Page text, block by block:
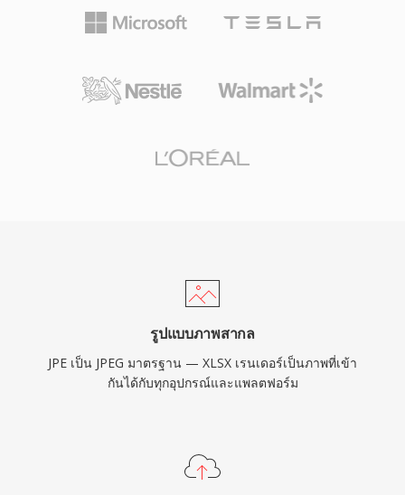
รูปแบบภาพสากล
JPE เป็น JPEG มาตรฐาน — XLSX เรนเดอร์เป็นภาพที่เข้า
กันได้กับทุกอุปกรณ์และแพลตฟอร์ม